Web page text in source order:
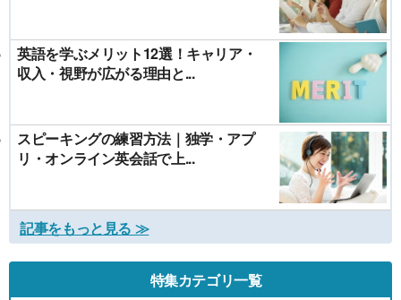
英語を学ぶメリット12選！キャリア・
収入・視野が広がる理由と...
スピーキングの練習方法｜独学・アプ
リ・オンライン英会話で上...
記事をもっと見る ≫
特集カテゴリ一覧